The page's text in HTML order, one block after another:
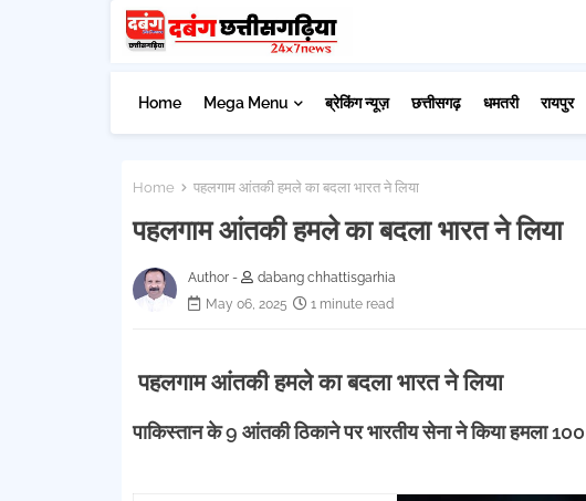
Home Mega Menu ब्रेकिंग न्यूज़ छत्तीसगढ़ धमतरी रायपुर
Home पहलगाम आंतकी हमले का बदला भारत ने लिया
पहलगाम आंतकी हमले का बदला भारत ने लिया
Author -
dabang chhattisgarhia
May 06, 2025
1 minute read
पहलगाम आंतकी हमले का बदला भारत ने लिया
पाकिस्तान के 9 आंतकी ठिकाने पर भारतीय सेना ने किया हमला